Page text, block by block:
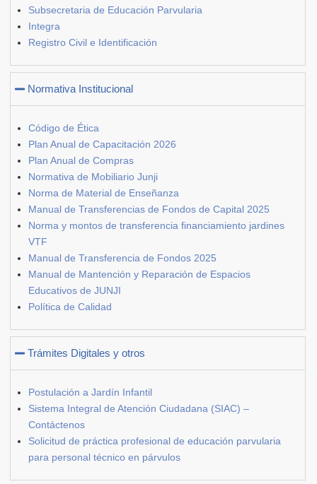
Subsecretaria de Educación Parvularia
Integra
Registro Civil e Identificación
Normativa Institucional
Código de Ética
Plan Anual de Capacitación 2026
Plan Anual de Compras
Normativa de Mobiliario Junji
Norma de Material de Enseñanza
Manual de Transferencias de Fondos de Capital 2025
Norma y montos de transferencia financiamiento jardines
VTF
Manual de Transferencia de Fondos 2025
Manual de Mantención y Reparación de Espacios
Educativos de JUNJI
Política de Calidad
Trámites Digitales y otros
Postulación a Jardín Infantil
Sistema Integral de Atención Ciudadana (SIAC) –
Contáctenos
Solicitud de práctica profesional de educación parvularia
para personal técnico en párvulos